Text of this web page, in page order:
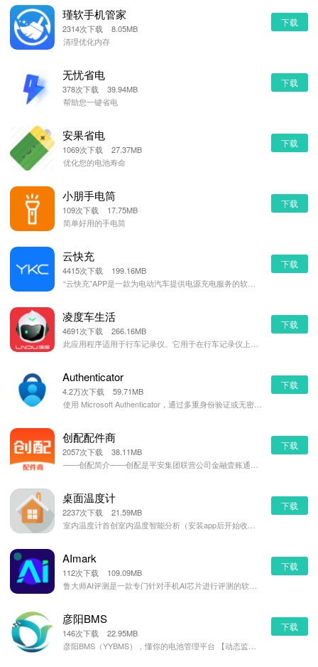
瑾软手机管家
2314次下载 8.05MB
清理优化内存
下载
无忧省电
378次下载 39.94MB
帮助您一键省电
下载
安果省电
1069次下载 27.37MB
优化您的电池寿命
下载
小朋手电筒
109次下载 17.75MB
简单好用的手电筒
下载
云快充
4415次下载 199.16MB
下载
凌度车生活
4691次下载 266.16MB
下载
Authenticator
4.2万次下载 59.71MB
下载
创配配件商
2057次下载 38.11MB
下载
桌面温度计
2237次下载 21.59MB
下载
AImark
112次下载 109.09MB
下载
彦阳BMS
146次下载 22.95MB
下载